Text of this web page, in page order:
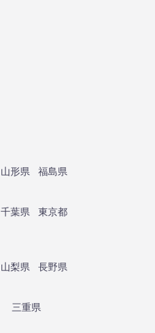
山形県
福島県
千葉県
東京都
山梨県
長野県
三重県